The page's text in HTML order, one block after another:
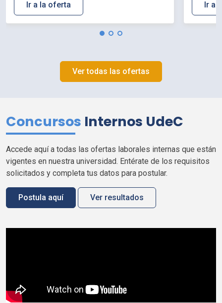
Concepción.
Ir a la oferta Ir a
Ver todas las ofertas
Concursos Internos UdeC
Accede aquí a todas las ofertas laborales internas que están
vigentes en nuestra universidad. Entérate de los requisitos
solicitados y completa tus datos para postular.
Postula aquí Ver resultados